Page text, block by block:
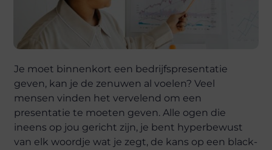
Je moet binnenkort een bedrijfspresentatie
geven, kan je de zenuwen al voelen? Veel
mensen vinden het vervelend om een
presentatie te moeten geven. Alle ogen die
ineens op jou gericht zijn, je bent hyperbewust
van elk woordje wat je zegt, de kans op een black-